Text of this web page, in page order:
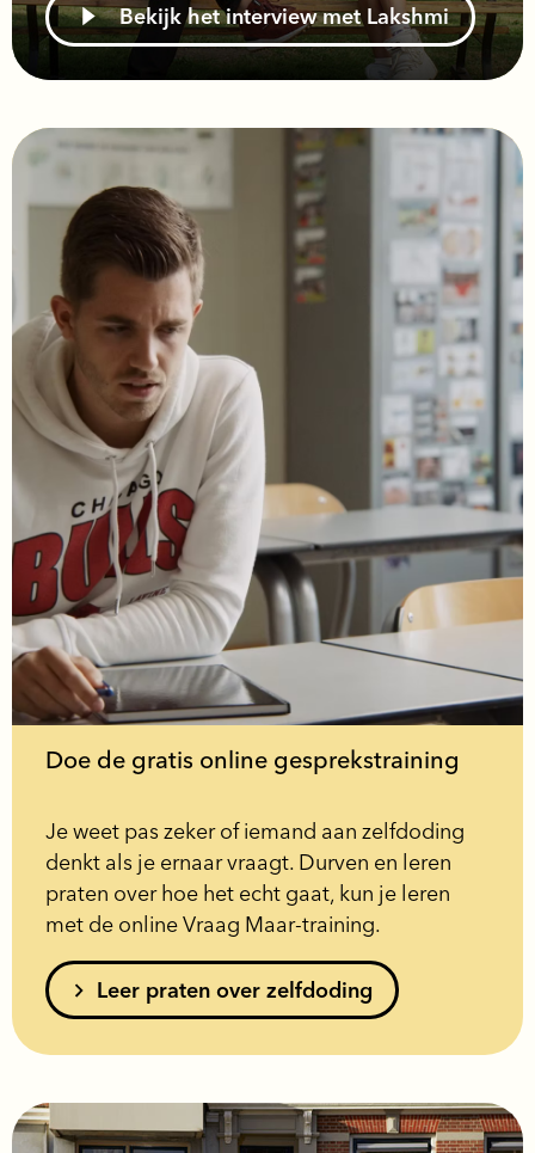
Bekijk het interview met Lakshmi
Doe de gratis online gesprekstraining
Je weet pas zeker of iemand aan zelfdoding
denkt als je ernaar vraagt. Durven en leren
praten over hoe het echt gaat, kun je leren
met de online Vraag Maar-training.
Leer praten over zelfdoding